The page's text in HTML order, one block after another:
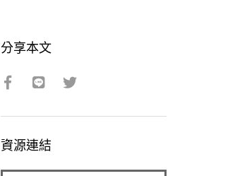
分享本文
資源連結